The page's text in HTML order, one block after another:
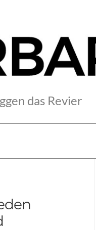
das Revier